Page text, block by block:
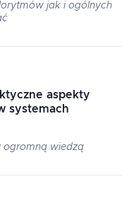
jak i ogólnych
aspekty
systemach
wiedzą